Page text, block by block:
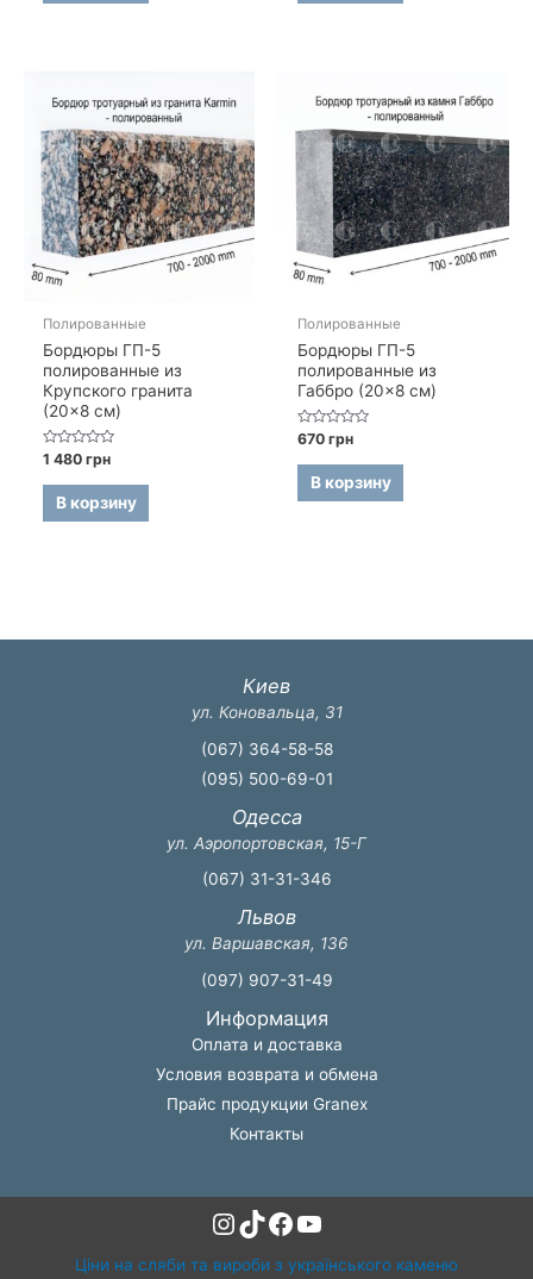
Полированные
Бордюры ГП-5
полированные из
Крупского гранита
(20×8 см)
Оценка
из
1 480грн
В корзину
Полированные
Бордюры ГП-5
полированные из
Габбро (20×8 см)
Оценка
из
670грн
В корзину
Киев
ул. Коновальца, 31
(067) 364-58-58
(095) 500-69-01
Одесса
ул. Аэропортовская, 15-Г
(067) 31-31-346
Львов
ул. Варшавская, 136
(097) 907-31-49
Информация
Оплата и доставка
Условия возврата и обмена
Прайс продукции Granex
Контакты
Instagram
TikTok
Facebook
YouTube
Ціни на сляби та вироби з українського каменю